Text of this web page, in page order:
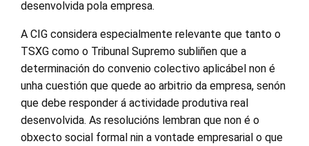
desenvolvida pola empresa.
A CIG considera especialmente relevante que tanto o
TSXG como o Tribunal Supremo subliñen que a
determinación do convenio colectivo aplicábel non é
unha cuestión que quede ao arbitrio da empresa, senón
que debe responder á actividade produtiva real
desenvolvida. As resolucións lembran que non é o
obxecto social formal nin a vontade empresarial o que